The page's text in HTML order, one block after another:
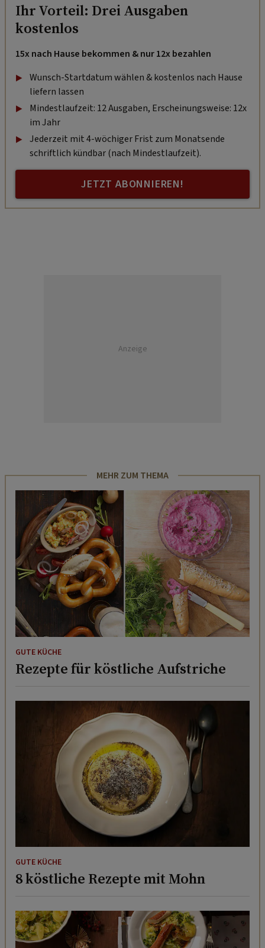
Ihr Vorteil: Drei Ausgaben
kostenlos
15x nach Hause bekommen & nur 12x bezahlen
Wunsch-Startdatum wählen & kostenlos nach Hause
liefern lassen
Mindestlaufzeit: 12 Ausgaben, Erscheinungsweise: 12x
im Jahr
Jederzeit mit 4-wöchiger Frist zum Monatsende
schriftlich kündbar (nach Mindestlaufzeit).
JETZT ABONNIEREN!
Anzeige
MEHR ZUM THEMA
GUTE KÜCHE
Rezepte für köstliche Aufstriche
GUTE KÜCHE
8 köstliche Rezepte mit Mohn